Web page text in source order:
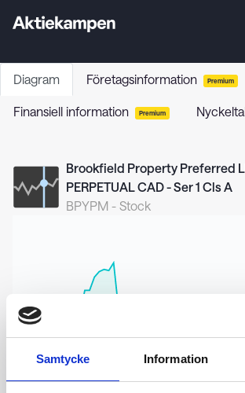
Samtycke Information
Diagram Företagsinformation Premium
Finansiell information Premium
Brookfield Property Preferred
PERPETUAL CAD - Ser 1 Cls A
BPYPM - Stock
17,00